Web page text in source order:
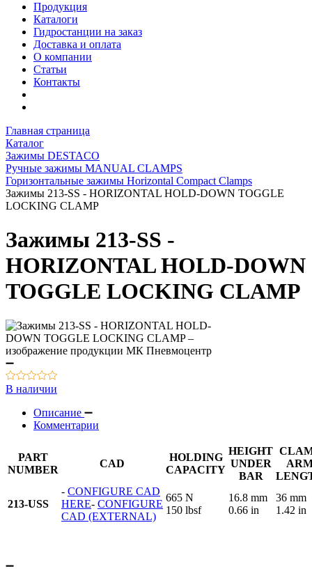
Продукция
Каталоги
Гидростанции на заказ
Доставка и оплата
О компании
Статьи
Контакты
Главная страница
Каталог
Зажимы DESTACO
Ручные зажимы MANUAL CLAMPS
Горизонтальные зажимы Horizontal Compact Clamps
Зажимы 213-SS - HORIZONTAL HOLD-DOWN TOGGLE
LOCKING CLAMP
Зажимы 213-SS -
HORIZONTAL HOLD-DOWN
TOGGLE LOCKING CLAMP
В наличии
Описание
Комментарии
PART
NUMBER
CAD
HOLDING
CAPACITY
HEIGHT
UNDER
BAR
213-USS
- CONFIGURE CAD
HERE- CONFIGURE
CAD (EXTERNAL)
665 N
150 lbsf
16.8 mm
0.66 in
36 mm
1.42 in